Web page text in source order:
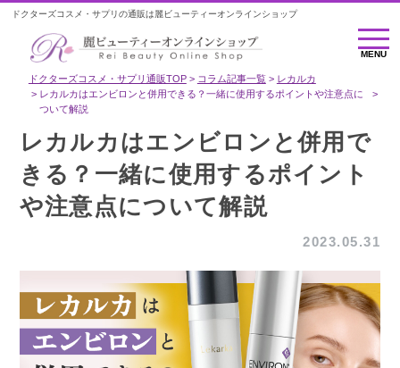
ドクターズコスメ・サプリの通販は麗ビューティーオンラインショップ
MENU
MENU
ドクターズコスメ・サプリ通販TOP コラム記事一覧
レカルカ
レカルカはエンビロンと併用できる？一緒に使用するポイントや注意点に
ついて解説
レカルカはエンビロンと併用で
きる？一緒に使用するポイント
や注意点について解説
2023.05.31